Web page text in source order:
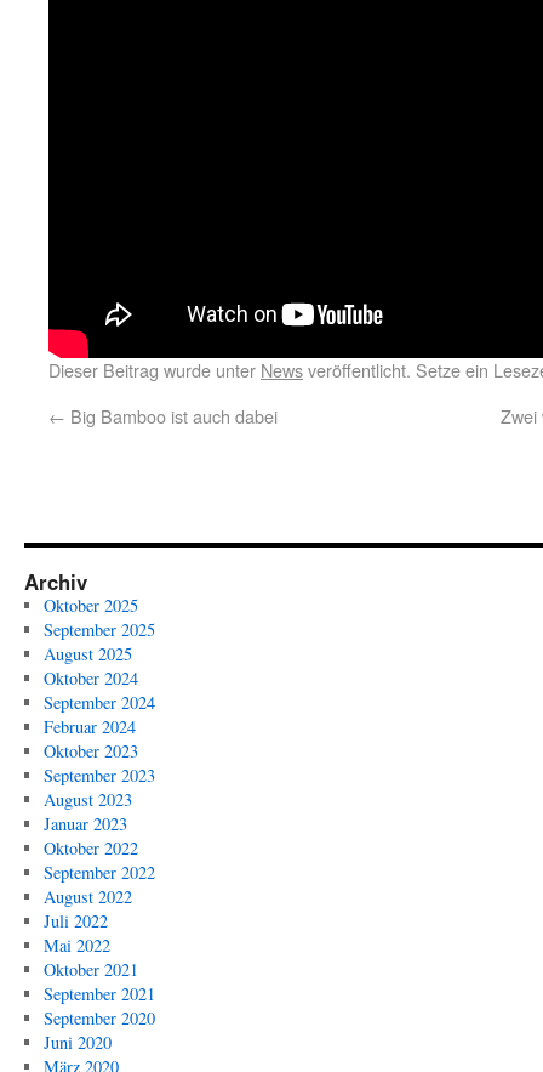
Dieser Beitrag wurde unter Newsveröffentlicht. Setze ein
← Big Bamboo ist auch dabei Zwei
Archiv
Oktober 2025
September 2025
August 2025
Oktober 2024
September 2024
Februar 2024
Oktober 2023
September 2023
August 2023
Januar 2023
Oktober 2022
September 2022
August 2022
Juli 2022
Mai 2022
Oktober 2021
September 2021
September 2020
Juni 2020
März 2020